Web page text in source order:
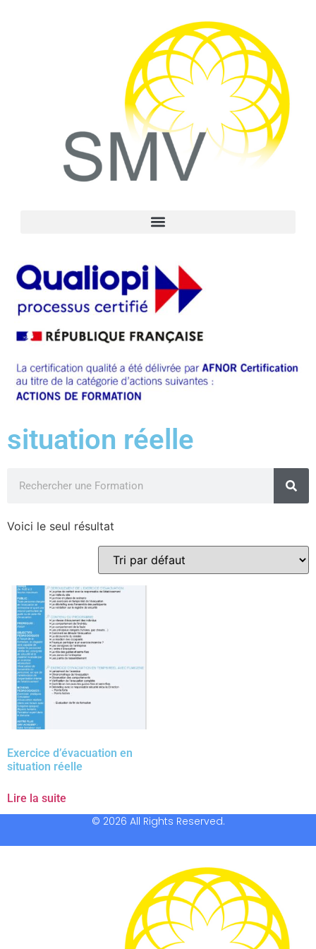
situation réelle
Voici le seul résultat
Exercice d’évacuation en
situation réelle
Lire la suite
© 2026 All Rights Reserved.